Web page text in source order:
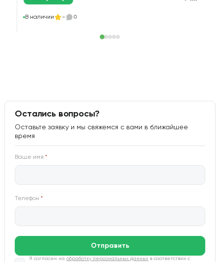
В наличии - 0
Остались вопросы?
Оставьте заявку и мы свяжемся с вами в ближайшее
время
Ваше имя*
Телефон*
Отправить
Я согласен наобработку персональных данных в соответствии с